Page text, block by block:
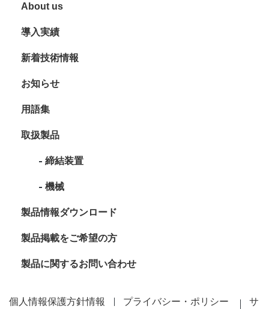
About us
導入実績
新着技術情報
お知らせ
用語集
取扱製品
締結装置
機械
製品情報ダウンロード
製品掲載をご希望の方
製品に関するお問い合わせ
個人情報保護方針情報 プライバシー・ポリシー サ